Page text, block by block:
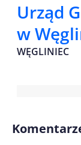
Urząd
w
WĘGLINIEC